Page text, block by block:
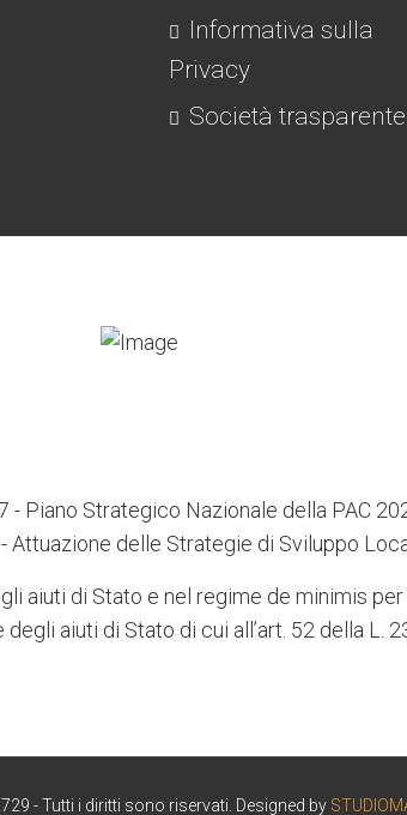
Informativa sulla
Privacy
Società trasparente
- Piano Strategico Nazionale della PAC
- Attuazione delle Strategie di Sviluppo
aiuti di Stato e nel regime de minimis
aiuti di Stato di cui all’art. 52 della L.
- Tutti i diritti sono riservati. Designed by